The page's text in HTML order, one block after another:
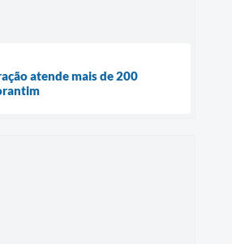
atende mais de 200